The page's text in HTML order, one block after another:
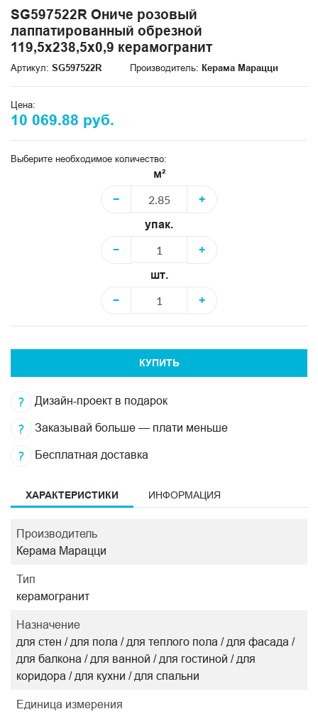
SG597522R Ониче розовый
лаппатированный обрезной
119,5x238,5x0,9 керамогранит
Артикул: SG597522R Производитель: Керама Марацци
Цена:
10 069.88 руб.
Выберите необходимое количество:
м²
−
+
упак.
−
+
шт.
−
+
КУПИТЬ
Дизайн-проект в подарок
Заказывай больше — плати меньше
Бесплатная доставка
ХАРАКТЕРИСТИКИ ИНФОРМАЦИЯ
Производитель
Керама Марацци
Тип
керамогранит
Назначение
для стен / для пола / для теплого пола / для фасада /
для балкона / для ванной / для гостиной / для
коридора / для кухни / для спальни
Единица измерения